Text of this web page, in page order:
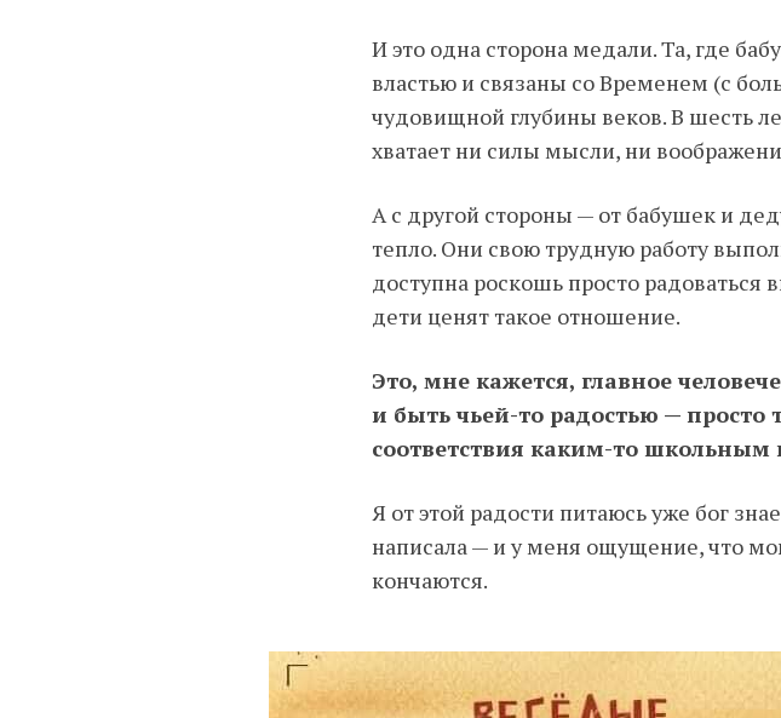
И это одна сторона медали. Та, где
властью и связаны со Временем (с
чудовищной глубины веков. В шесть
хватает ни силы мысли, ни
А с другой стороны — от бабушек и
тепло. Они свою трудную работу
доступна роскошь просто
дети ценят такое отношение.
Это, мне кажется, главное
и быть чьей-то радостью —
соответствия каким-то
Я от этой радости питаюсь уже бог
написала — и у меня ощущение, что
кончаются.